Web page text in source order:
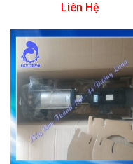
Liên Hệ